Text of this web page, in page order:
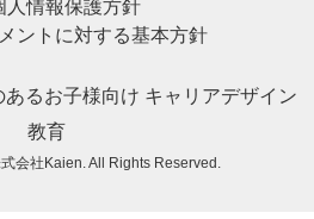
人情報保護方針
ントに対する基本方針
あるお子様向け キャリアデザイン
教育
会社Kaien. All Rights Reserved.